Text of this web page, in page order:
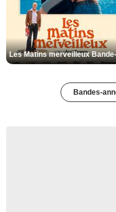
Bandes-